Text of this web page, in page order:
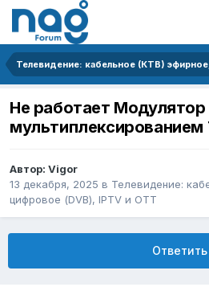
Не работает Модулятор
мультиплексированием
Автор: Vigor
13 декабря, 2025 в Телевидение:
цифровое (DVB), IPTV и OTT
Ответить